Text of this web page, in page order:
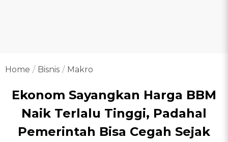
Home Bisnis Makro
Ekonom Sayangkan Harga BBM
Naik Terlalu Tinggi, Padahal
Pemerintah Bisa Cegah Sejak